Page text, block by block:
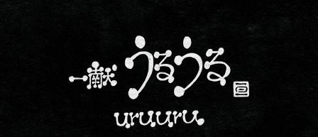
京都・五条でおいしい地酒が飲
める「一献うるうる」のブロ
京都・五条烏丸の町屋居酒屋「一献う
るうる」からのお知らせ